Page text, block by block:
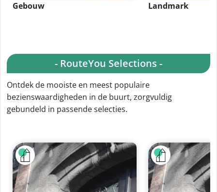
Gebouw Landmark
- RouteYou Selections -
Ontdek de mooiste en meest populaire
bezienswaardigheden in de buurt, zorgvuldig
gebundeld in passende selecties.